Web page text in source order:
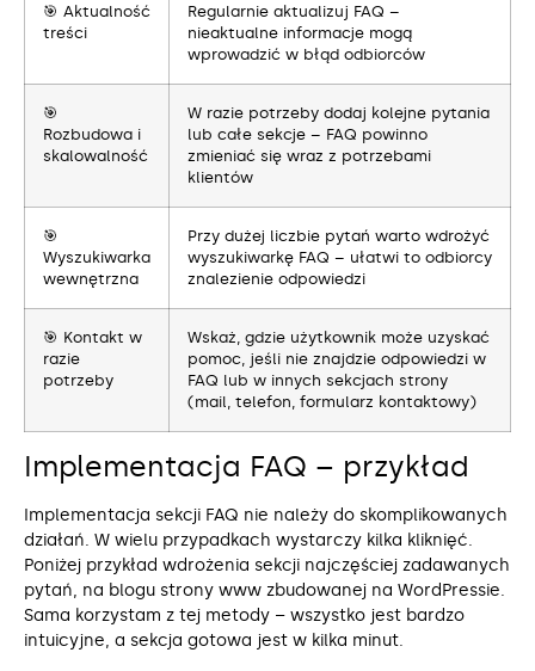
🎯 Aktualność
treści
Regularnie aktualizuj FAQ –
nieaktualne informacje mogą
wprowadzić w błąd odbiorców
🎯
Rozbudowa i
skalowalność
W razie potrzeby dodaj kolejne pytania
lub całe sekcje – FAQ powinno
zmieniać się wraz z potrzebami
klientów
🎯
Wyszukiwarka
wewnętrzna
Przy dużej liczbie pytań warto wdrożyć
wyszukiwarkę FAQ – ułatwi to odbiorcy
znalezienie odpowiedzi
🎯 Kontakt w
razie
potrzeby
Wskaż, gdzie użytkownik może uzyskać
pomoc, jeśli nie znajdzie odpowiedzi w
FAQ lub w innych sekcjach strony
(mail, telefon, formularz kontaktowy)
Implementacja FAQ – przykład
Implementacja sekcji FAQ nie należy do skomplikowanych
działań. W wielu przypadkach wystarczy kilka kliknięć.
Poniżej przykład wdrożenia sekcji najczęściej zadawanych
pytań, na blogu strony www zbudowanej na WordPressie.
Sama korzystam z tej metody – wszystko jest bardzo
intuicyjne, a sekcja gotowa jest w kilka minut.